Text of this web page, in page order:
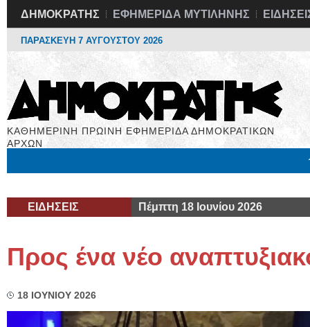
ΔΗΜΟΚΡΑΤΗΣ ΕΦΗΜΕΡΙΔΑ ΜΥΤΙΛΗΝΗΣ
ΠΑΡΑΣΚΕΥΗ 7 ΑΥΓΟΥΣΤΟΥ 2026
ΚΑΘΗΜΕΡΙΝΗ ΠΡΩΙΝΗ ΕΦΗΜΕΡΙΔΑ ΔΗΜΟΚΡΑΤΙΚΩΝ
ΑΡΧΩΝ
ΕΙΔΗΣΕΙΣ Πέμπτη 18 Ιουνίου 2026
Προς ένα νέο
18 ΙΟΥΝΙΟΥ 2026